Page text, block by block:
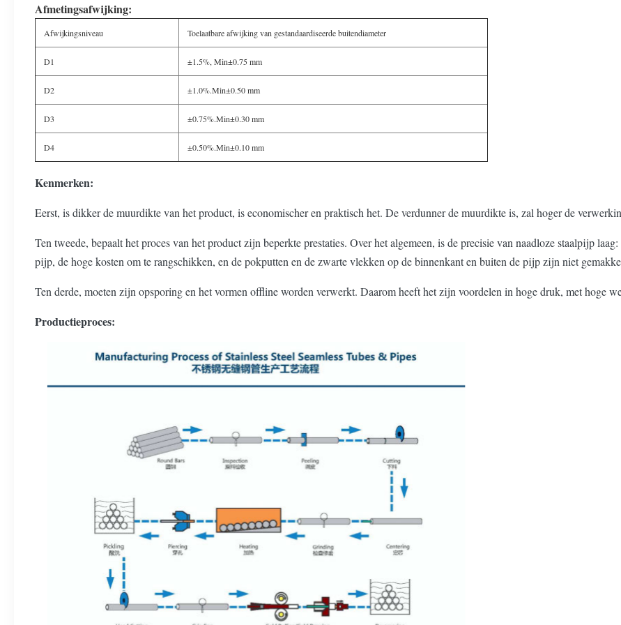
Afmetingsafwijking:
Afwijkingsniveau Toelaatbare afwijking van gestandaardiseerde buitendiameter
D1 ±1.5%, Min±0.75 mm
D2 ±1.0%.Min±0.50 mm
D3 ±0.75%.Min±0.30 mm
D4 ±0.50%.Min±0.10 mm
Kenmerken:
Eerst, is dikker de muurdikte van het product, is economischer en praktisch het. De verdunner de muurdikte is, zal hoger de
Ten tweede, bepaalt het proces van het product zijn beperkte prestaties. Over het algemeen, is de precisie van naadloze staalpijp
pijp, de hoge kosten om te rangschikken, en de pokputten en de zwarte vlekken op de binnenkant en buiten de pijp zijn niet
Ten derde, moeten zijn opsporing en het vormen offline worden verwerkt. Daarom heeft het zijn voordelen in hoge druk, met hoge
Productieproces: